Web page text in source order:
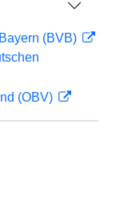
(BVB)
(OBV)